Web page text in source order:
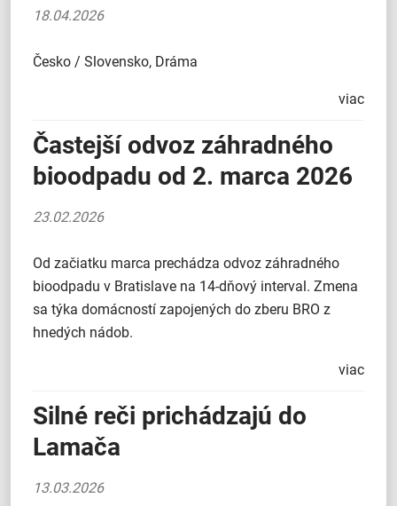
18.04.2026
Česko / Slovensko, Dráma
viac
Častejší odvoz záhradného
bioodpadu od 2. marca 2026
23.02.2026
Od začiatku marca prechádza odvoz záhradného
bioodpadu v Bratislave na 14-dňový interval. Zmena
sa týka domácností zapojených do zberu BRO z
hnedých nádob.
viac
Silné reči prichádzajú do
Lamača
13.03.2026